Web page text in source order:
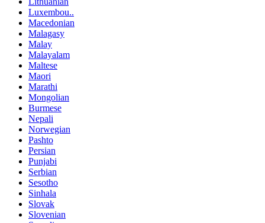
Luxembou..
Macedonian
Malagasy
Malay
Malayalam
Maltese
Maori
Marathi
Mongolian
Burmese
Nepali
Norwegian
Pashto
Persian
Punjabi
Serbian
Sesotho
Sinhala
Slovak
Slovenian